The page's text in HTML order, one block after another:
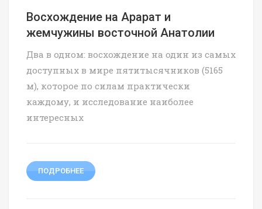
Восхождение на Арарат и
жемчужины восточной Анатолии
Два в одном: восхождение на один из самых
доступных в мире пятитысячников (5165
м), которое по силам практически
каждому, и исследование наиболее
интересных
ПОДРОБНЕЕ